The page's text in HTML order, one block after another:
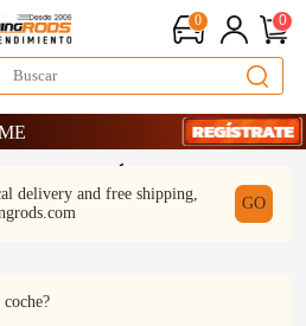
0 0
delivery and free shipping,
GO
REVISIÓN